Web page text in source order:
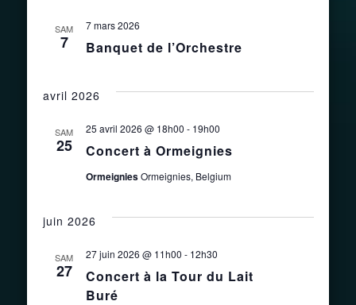
SAM
7 Banquet de l’Orchestre
7 mars 2026
avril 2026
SAM
25 Concert à Ormeignies
25 avril 2026 @ 18h00 - 19h00
OrmeigniesOrmeignies, Belgium
juin 2026
SAM
27
Concert à la Tour du Lait
Buré
27 juin 2026 @ 11h00 - 12h30